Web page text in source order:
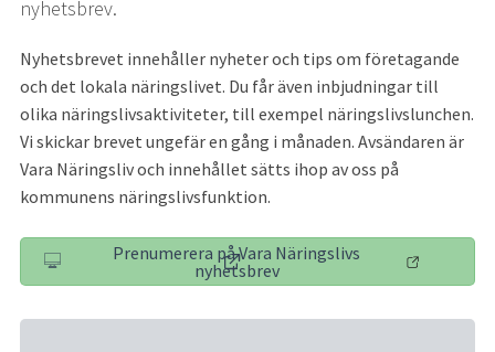
nyhetsbrev.
Nyhetsbrevet innehåller nyheter och tips om företagande
och det lokala näringslivet. Du får även inbjudningar till
olika näringslivsaktiviteter, till exempel näringslivslunchen.
Vi skickar brevet ungefär en gång i månaden. Avsändaren är
Vara Näringsliv och innehållet sätts ihop av oss på
kommunens näringslivsfunktion.
Prenumerera på Vara Näringslivs
nyhetsbrev
(länk till annan webbplats)